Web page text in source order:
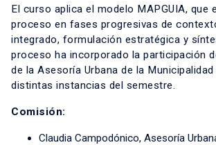
El curso aplica el modelo MAPGUIA, que
proceso en fases progresivas de
integrado, formulación estratégica y
proceso ha incorporado la participación
de la Asesoría Urbana de la
distintas instancias del semestre.
Comisión:
Claudia Campodónico, Asesoría